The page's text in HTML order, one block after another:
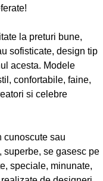
la preturi bune,
sofisticate, design tip
acesta. Modele
confortabile, faine,
si celebre
cunoscute sau
superbe, se gasesc pe
speciale, minunate,